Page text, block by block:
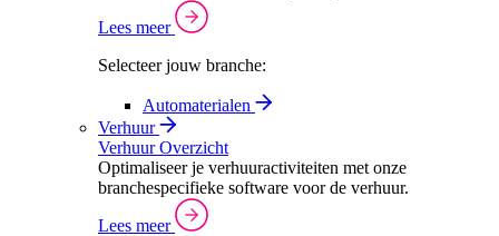
Lees meer
Selecteer jouw branche:
Automaterialen
Verhuur
Verhuur Overzicht
Optimaliseer je verhuuractiviteiten met onze
branchespecifieke software voor de verhuur.
Lees meer